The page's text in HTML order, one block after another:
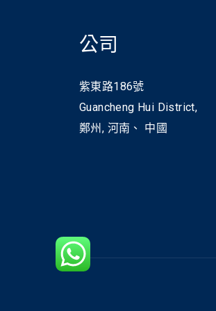
公司
紫東路186號
Guancheng Hui District,
鄭州, 河南、 中國